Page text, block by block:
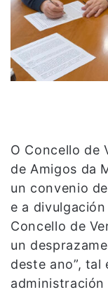
O Concello de
de Amigos da
un convenio
e a
Concello de
un
deste ano”,
administración